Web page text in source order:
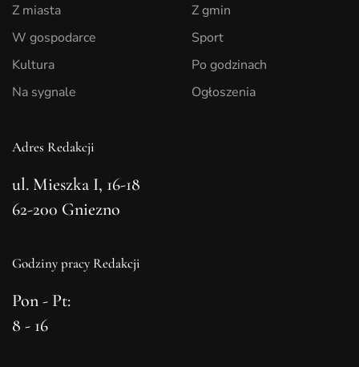
Z miasta
W gospodarce
Kultura
Na sygnale
Z gmin
Sport
Po godzinach
Ogłoszenia
Adres Redakcji
ul. Mieszka I, 16-18
62-200 Gniezno
Godziny pracy Redakcji
Pon - Pt:
8 - 16